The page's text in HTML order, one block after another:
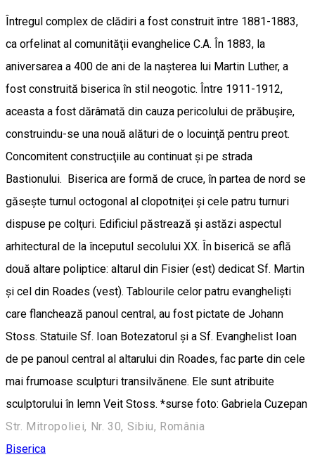
Întregul complex de clădiri a fost construit între 1881-1883,
ca orfelinat al comunităţii evanghelice C.A. În 1883, la
aniversarea a 400 de ani de la naşterea lui Martin Luther, a
fost construită biserica în stil neogotic. Între 1911-1912,
aceasta a fost dărâmată din cauza pericolului de prăbuşire,
construindu-se una nouă alături de o locuinţă pentru preot.
Concomitent construcţiile au continuat şi pe strada
Bastionului. Biserica are formă de cruce, în partea de nord se
găseşte turnul octogonal al clopotniţei şi cele patru turnuri
dispuse pe colţuri. Edificiul păstrează şi astăzi aspectul
arhitectural de la începutul secolului XX. În biserică se află
două altare poliptice: altarul din Fisier (est) dedicat Sf. Martin
şi cel din Roades (vest). Tablourile celor patru evanghelişti
care flanchează panoul central, au fost pictate de Johann
Stoss. Statuile Sf. Ioan Botezatorul şi a Sf. Evanghelist Ioan
de pe panoul central al altarului din Roades, fac parte din cele
mai frumoase sculpturi transilvănene. Ele sunt atribuite
sculptorului în lemn Veit Stoss. *surse foto: Gabriela Cuzepan
Str. Mitropoliei, Nr. 30, Sibiu, România
Biserica